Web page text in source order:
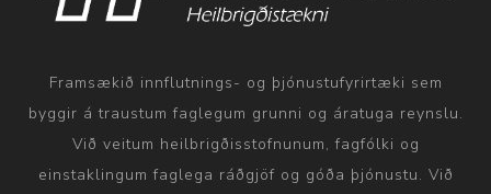
Framsækið innflutnings- og þjónustufyrirtæki sem
byggir á traustum faglegum grunni og áratuga reynslu.
Við veitum heilbrigðisstofnunum, fagfólki og
einstaklingum faglega ráðgjöf og góða þjónustu. Við